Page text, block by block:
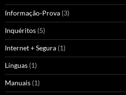
Informação-Prova (3)
Inquéritos (5)
Internet + Segura (1)
Línguas (1)
Manuais (1)